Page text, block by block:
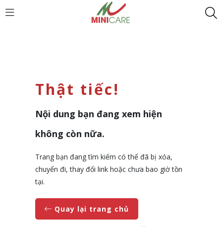
Thật tiếc!
Nội dung bạn đang xem hiện
không còn nữa.
Trang bạn đang tìm kiếm có thể đã bị xóa,
chuyển đi, thay đổi link hoặc chưa bao giờ tồn
tại.
Quay lại trang chủ